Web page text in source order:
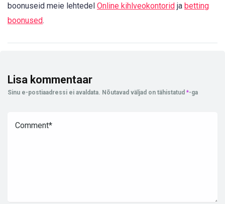
boonuseid meie lehtedel Online kihlveokontorid ja betting
boonused.
Lisa kommentaar
Sinu e-postiaadressi ei avaldata. Nõutavad väljad on tähistatud *-ga